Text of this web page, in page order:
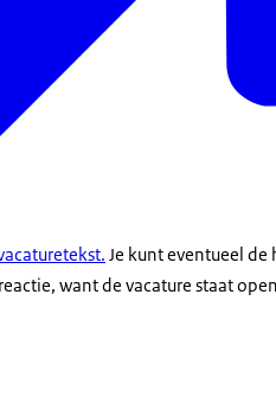
Je kunt eventueel de
want de vacature staat